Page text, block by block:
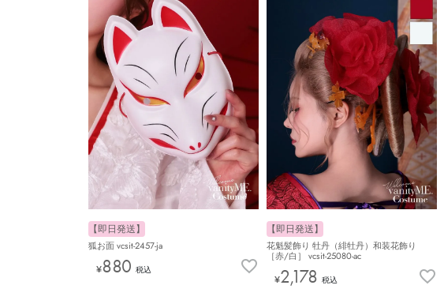
【即日発送】
狐お面 vcsit-2457-ja
¥880 税込
【即日発送】
花魁髪飾り 牡丹（緋牡丹）和装花飾り
［赤/白］ vcsit-25080-ac
¥2,178 税込